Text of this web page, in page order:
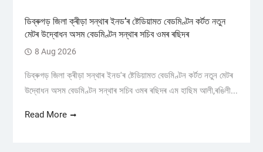
ডিব্ৰুগড় জিলা ক্ৰীড়া সন্থাৰ ইনড’ৰ ষ্টেডিয়ামত বেডমিণ্টন কৰ্টত নতুন
মেটৰ উদ্বোধন অসম বেডমিণ্টন সন্থাৰ সচিব ওমৰ ৰছিদৰ
8 Aug 2026
ডিব্ৰুগড় জিলা ক্ৰীড়া সন্থাৰ ইনড'ৰ ষ্টেডিয়ামত বেডমিণ্টন কৰ্টত নতুন মেটৰ
উদ্বোধন অসম বেডমিণ্টন সন্থাৰ সচিব ওমৰ ৰছিদৰ এম হাছিম আলী,ৰঙিলী...
Read More